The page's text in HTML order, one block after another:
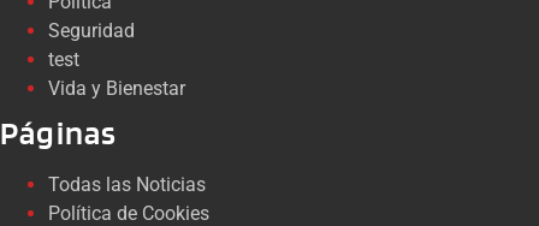
Seguridad
test
Vida y Bienestar
Páginas
Todas las Noticias
Política de Cookies